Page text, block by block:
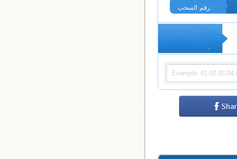
رقم السحب: